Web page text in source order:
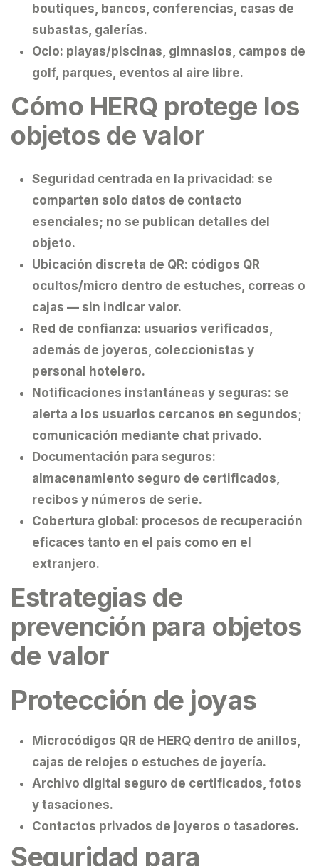
boutiques, bancos, conferencias, casas de
subastas, galerías.
Ocio: playas/piscinas, gimnasios, campos de
golf, parques, eventos al aire libre.
Cómo HERQ protege los
objetos de valor
Seguridad centrada en la privacidad: se
comparten solo datos de contacto
esenciales; no se publican detalles del
objeto.
Ubicación discreta de QR: códigos QR
ocultos/micro dentro de estuches, correas o
cajas — sin indicar valor.
Red de confianza: usuarios verificados,
además de joyeros, coleccionistas y
personal hotelero.
Notificaciones instantáneas y seguras: se
alerta a los usuarios cercanos en segundos;
comunicación mediante chat privado.
Documentación para seguros:
almacenamiento seguro de certificados,
recibos y números de serie.
Cobertura global: procesos de recuperación
eficaces tanto en el país como en el
extranjero.
Estrategias de
prevención para objetos
de valor
Protección de joyas
Microcódigos QR de HERQ dentro de anillos,
cajas de relojes o estuches de joyería.
Archivo digital seguro de certificados, fotos
y tasaciones.
Contactos privados de joyeros o tasadores.
Seguridad para